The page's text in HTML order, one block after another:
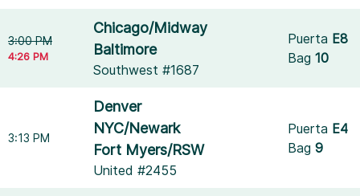
3:00 PM
4:26 PM
Chicago/Midway
Baltimore
Southwest #1687
Puerta E8
Bag10
3:13 PM
Denver
NYC/Newark
Fort Myers/RSW
United #2455
Puerta E4
Bag9